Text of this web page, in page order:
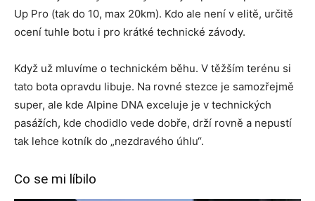
Up Pro (tak do 10, max 20km). Kdo ale není v elitě, určitě
ocení tuhle botu i pro krátké technické závody.
Když už mluvíme o technickém běhu. V těžším terénu si
tato bota opravdu libuje. Na rovné stezce je samozřejmě
super, ale kde Alpine DNA exceluje je v technických
pasážích, kde chodidlo vede dobře, drží rovně a nepustí
tak lehce kotník do „nezdravého úhlu“.
Co se mi líbilo